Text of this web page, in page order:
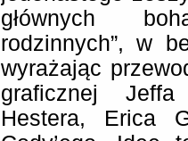
głównych
rodzinnych”, w
wyrażając
graficznej
Hestera, Erica